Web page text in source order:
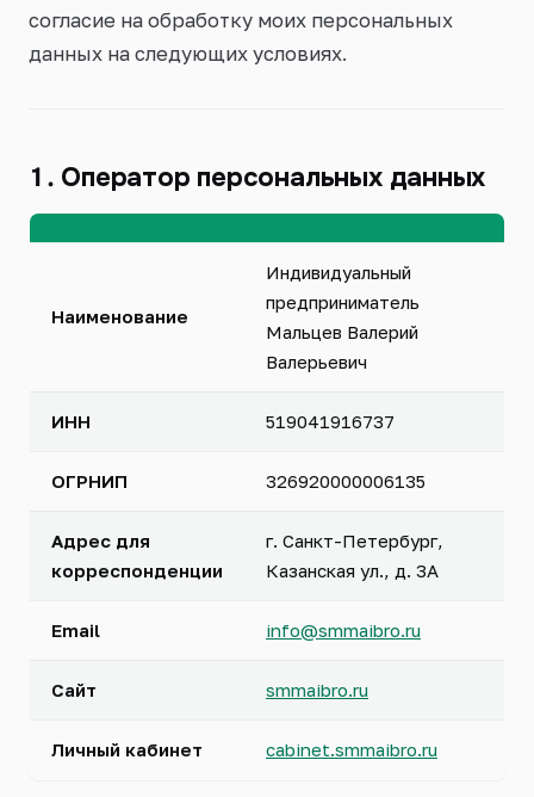
согласие на обработку моих персональных
данных на следующих условиях.
1. Оператор персональных данных
Наименование
Индивидуальный
предприниматель
Мальцев Валерий
Валерьевич
ИНН 519041916737
ОГРНИП 326920000006135
Адрес для
корреспонденции
г. Санкт-Петербург,
Казанская ул., д. 3А
Email info@smmaibro.ru
Сайт smmaibro.ru
Личный кабинет cabinet.smmaibro.ru